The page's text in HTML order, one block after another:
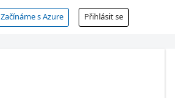
Začínáme s Azure Přihlásit se